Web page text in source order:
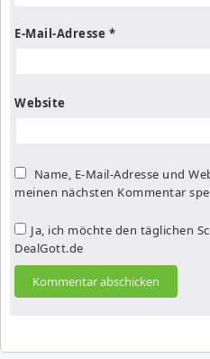
E-Mail-Adresse *
Website
Name, E-Mail-Adresse und
meinen nächsten Kommentar
Ja, ich möchte den täglichen
DealGott.de